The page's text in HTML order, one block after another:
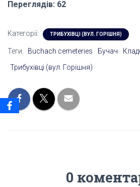
Переглядів: 62
Категорії: ТРИБУХІВЦІ (ВУЛ. ГОРІШНЯ)
Теги: Buchach cemeteries Бучач
Трибухівці (вул. Горішня)
0